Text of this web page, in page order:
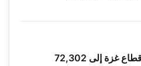
ارتفاع حصيلة الشهداء في قطاع غزة إلى 72,302